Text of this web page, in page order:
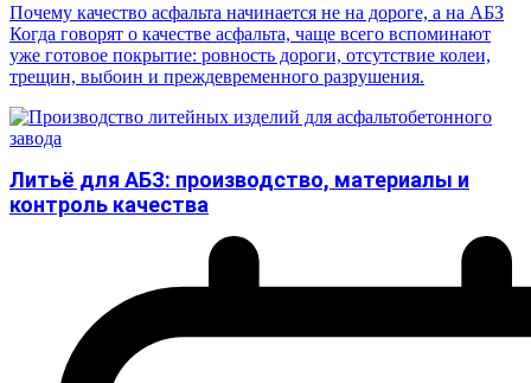
Почему качество асфальта начинается не на дороге, а на АБЗ
Когда говорят о качестве асфальта, чаще всего вспоминают
уже готовое покрытие: ровность дороги, отсутствие колеи,
трещин, выбоин и преждевременного разрушения.
Литьё для АБЗ: производство, материалы и
контроль качества